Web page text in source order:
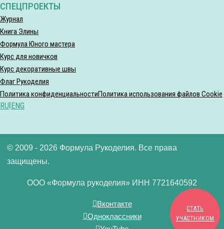
СПЕЦПРОЕКТЫ
Журнал
Книга Элины
Формула Юного мастера
Курс для новичков
Курс декоративные швы
Флаг Рукоделия
СТАТЬ
УЧАСТНИКОМ
Политика конфиденциальностиПолитика использования файлов Cookie
RU ENG
© 2009 - 2026 Формула Рукоделия. Все права
защищены.
ООО «Формула рукоделия» ИНН 7721640592
Вконтакте
Одноклассники